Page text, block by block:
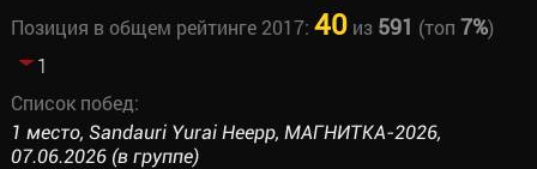
Позиция в общем рейтинге 2017: 40из 591 (топ 7%)
1
Список побед:
1 место, Sandauri Yurai Heepp, МАГНИТКА-2026,
07.06.2026 (в группе)